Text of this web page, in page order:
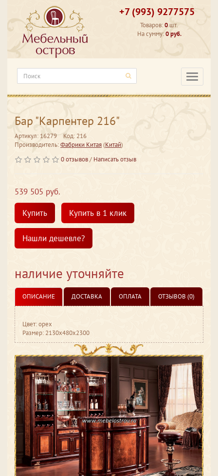
+7 (993) 9277575
Товаров:0 шт.
На сумму:0 руб.
Бар "Карпентер 216"
Артикул: 16279
Код: 216
Производитель:Фабрики Китая(Китай)
0 отзывов/ Написать отзыв
539 505 руб.
Купить
Купить в 1 клик
Нашли дешевле?
наличие уточняйте
ОПИСАНИЕ ДОСТАВКА ОПЛАТА ОТЗЫВОВ (0)
Цвет: орех
Размер: 2130x480x2300